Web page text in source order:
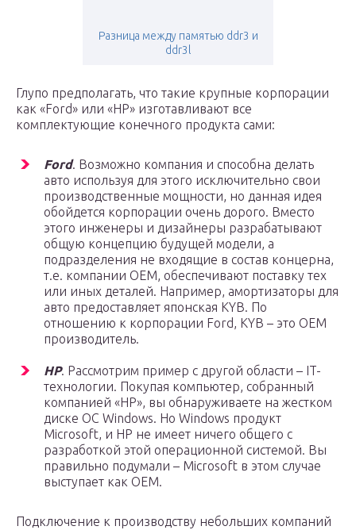
Разница между памятью ddr3 и
ddr3l
Глупо предполагать, что такие крупные корпорации
как «Ford» или «HP» изготавливают все
комплектующие конечного продукта сами:
Ford. Возможно компания и способна делать
авто используя для этого исключительно свои
производственные мощности, но данная идея
обойдется корпорации очень дорого. Вместо
этого инженеры и дизайнеры разрабатывают
общую концепцию будущей модели, а
подразделения не входящие в состав концерна,
т.е. компании OEM, обеспечивают поставку тех
или иных деталей. Например, амортизаторы для
авто предоставляет японская KYB. По
отношению к корпорации Ford, KYB – это OEM
производитель.
HP. Рассмотрим пример с другой области – IT-
технологии. Покупая компьютер, собранный
компанией «HP», вы обнаруживаете на жестком
диске ОС Windows. Но Windows продукт
Microsoft, и HP не имеет ничего общего с
разработкой этой операционной системой. Вы
правильно подумали – Microsoft в этом случае
выступает как OEM.
Подключение к производству небольших компаний